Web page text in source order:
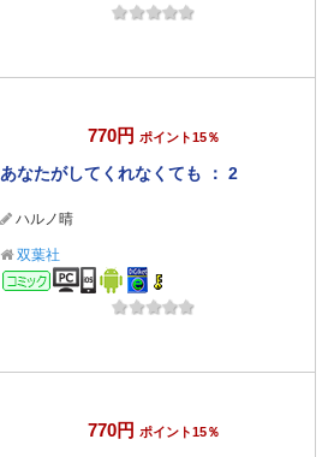
770円 ポイント15％
あなたがしてくれなくても ： 2
ハルノ晴
双葉社
コミック
770円 ポイント15％